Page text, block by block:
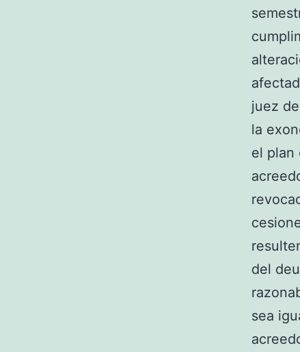
juez
la
el plan
del
sea